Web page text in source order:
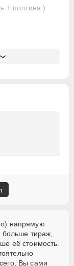
+ полтина )
напрямую
больше тираж,
её стоимость.
Вы сами